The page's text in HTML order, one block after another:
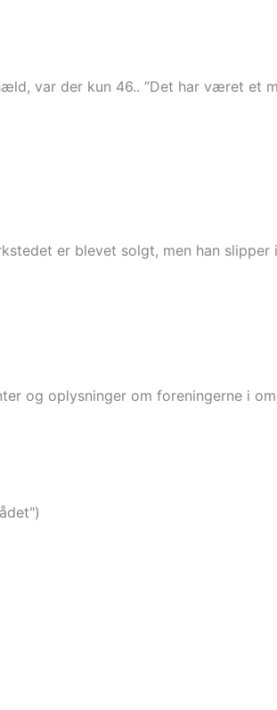
var der kun 46.. ”Det har været et
er blevet solgt, men han slipper
og oplysninger om foreningerne i